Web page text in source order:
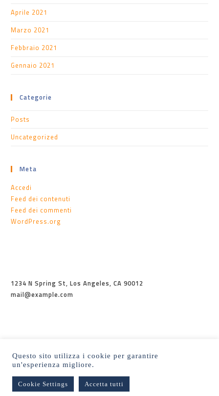
Aprile 2021
Marzo 2021
Febbraio 2021
Gennaio 2021
Categorie
Posts
Uncategorized
Meta
Accedi
Feed dei contenuti
Feed dei commenti
WordPress.org
1234 N Spring St, Los Angeles, CA 90012
mail@example.com
Questo sito utilizza i cookie per garantire
un'esperienza migliore.
Cookie Settings Accetta tutti